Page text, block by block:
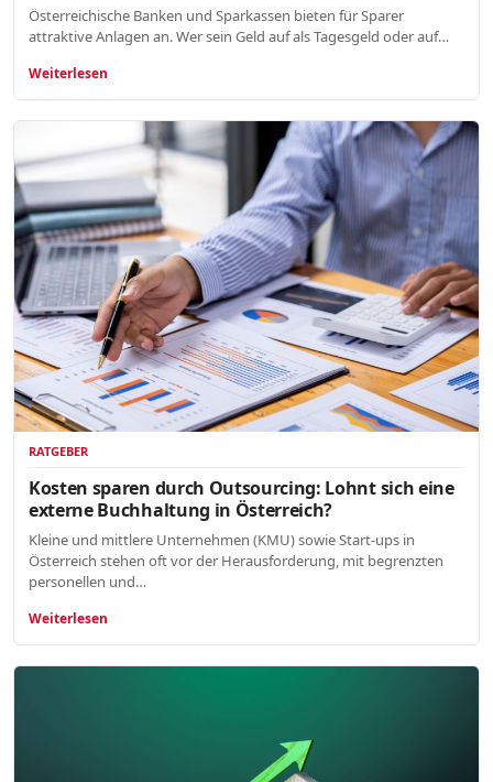
Österreichische Banken und Sparkassen bieten für Sparer
attraktive Anlagen an. Wer sein Geld auf als Tagesgeld oder auf…
Weiterlesen
RATGEBER
Kosten sparen durch Outsourcing: Lohnt sich eine
externe Buchhaltung in Österreich?
Kleine und mittlere Unternehmen (KMU) sowie Start-ups in
Österreich stehen oft vor der Herausforderung, mit begrenzten
personellen und…
Weiterlesen